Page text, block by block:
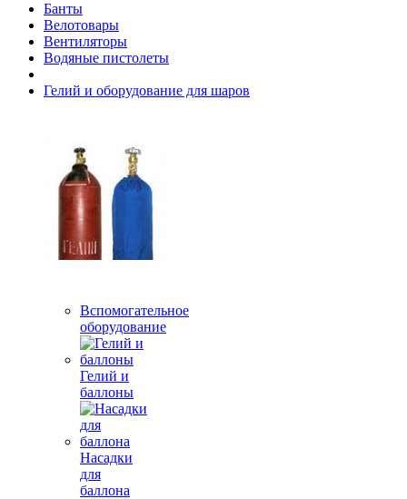
Банты
Велотовары
Вентиляторы
Водяные пистолеты
Гелий и оборудование для шаров
Вспомогательное
оборудование
Гелий и
баллоны
Насадки
для
баллона